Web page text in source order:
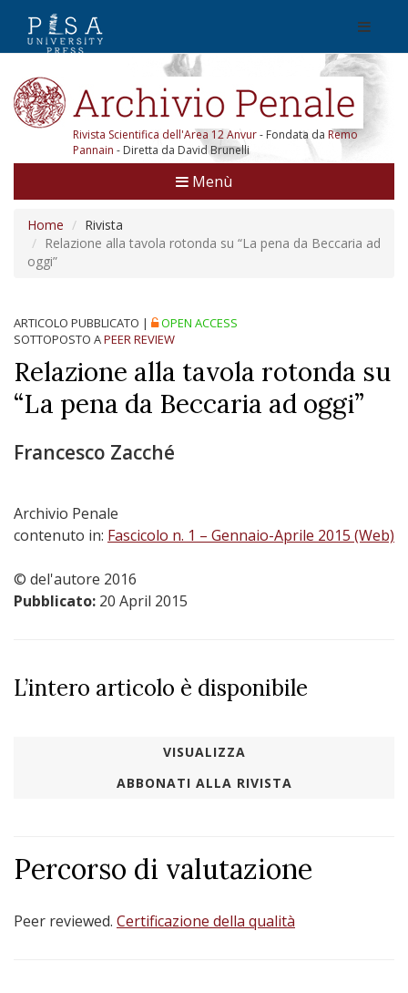
Rivista Scientifica dell'Area 12 Anvur- Fondata da Remo
Pannain - Diretta da David Brunelli
Menù
Home
Rivista
Relazione alla tavola rotonda su “La pena da Beccaria ad
oggi”
ARTICOLO PUBBLICATO |
OPEN ACCESS
SOTTOPOSTO APEER REVIEW
Relazione alla tavola rotonda su
“La pena da Beccaria ad oggi”
Francesco Zacché
Archivio Penale
contenuto in: Fascicolo n. 1 – Gennaio-Aprile 2015 (Web)
© del'autore 2016
Pubblicato: 20 April 2015
L’intero articolo è disponibile
VISUALIZZA
ABBONATI ALLA RIVISTA
Percorso di valutazione
Peer reviewed. Certificazione della qualità